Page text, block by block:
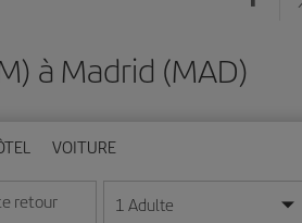
à Madrid (MAD)
VOITURE
année
retour
date au format jour/mois/année
1 Adulte